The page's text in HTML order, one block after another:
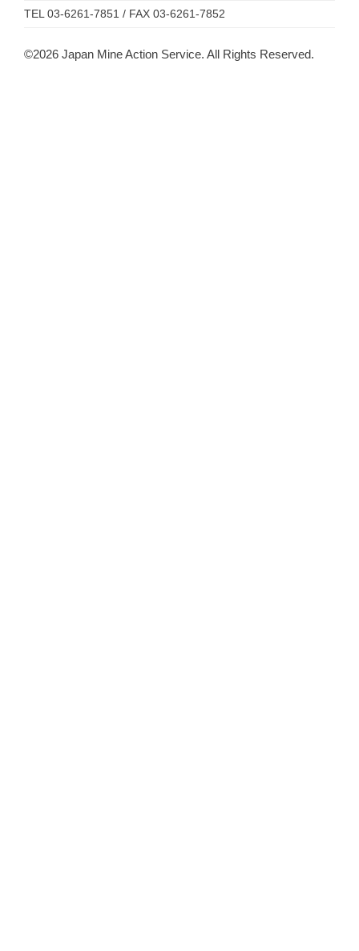
TEL 03-6261-7851 / FAX 03-6261-7852
©2026 Japan Mine Action Service. All Rights Reserved.